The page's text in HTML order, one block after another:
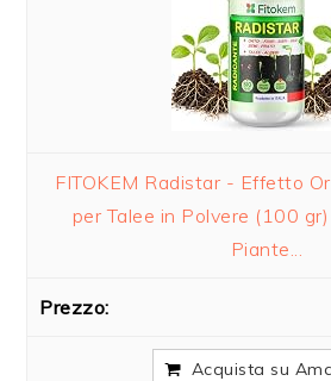
FITOKEM Radistar - Effetto
per Talee in Polvere (100
Piante...
Acquista su